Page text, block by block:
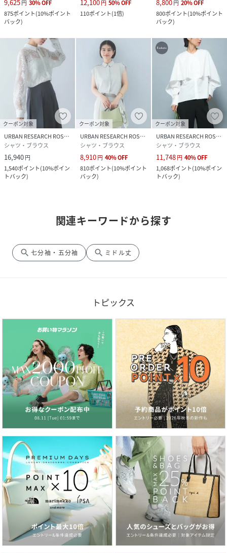
9,625円 30%OFF
875ポイント(10%ポイント
バック)
12,100円 50%OFF
110ポイント(1倍)
8,800円 20%OFF
800ポイント(10%ポイント
バック)
クーポン対象
URBAN RESEARCH ROSSO
シャツ・ブラウス
16,940円
1,540ポイント(10%ポイン
トバック)
クーポン対象
URBAN RESEARCH ROSSO
シャツ・ブラウス
8,910円 40%OFF
810ポイント(10%ポイント
バック)
クーポン対象
URBAN RESEARCH ROSSO
シャツ・ブラウス
11,748円 40%OFF
1,068ポイント(10%ポイン
トバック)
関連キーワードから探す
search 七分袖・五分袖 search ミドル丈
トピックス